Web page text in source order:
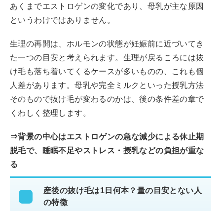
あくまでエストロゲンの変化であり、母乳が主な原因
というわけではありません。
生理の再開は、ホルモンの状態が妊娠前に近づいてき
た一つの目安と考えられます。生理が戻るころには抜
け毛も落ち着いてくるケースが多いものの、これも個
人差があります。母乳や完全ミルクといった授乳方法
そのもので抜け毛が変わるのかは、後の条件差の章で
くわしく整理します。
⇒背景の中心はエストロゲンの急な減少による休止期
脱毛で、睡眠不足やストレス・授乳などの負担が重な
る
産後の抜け毛は1日何本？量の目安とない人
の特徴